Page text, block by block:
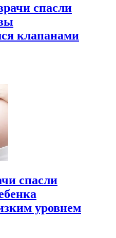
спасли
клапанами
спасли
уровнем